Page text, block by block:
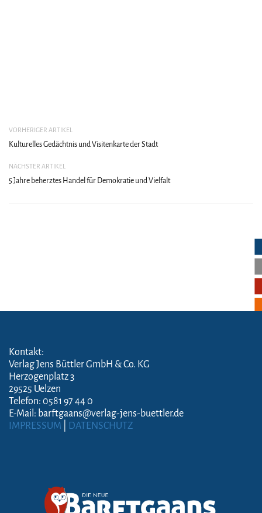
VORHERIGER ARTIKEL
Kulturelles Gedächtnis und Visitenkarte der Stadt
NÄCHSTER ARTIKEL
5 Jahre beherztes Handel für Demokratie und Vielfalt
Kontakt:
Verlag Jens Büttler GmbH & Co. KG
Herzogenplatz 3
29525 Uelzen
Telefon: 0581 97 44 0
E-Mail: barftgaans@verlag-jens-buettler.de
IMPRESSUM
DATENSCHUTZ